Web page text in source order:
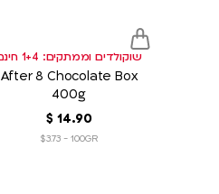
שוקולדים וממתקים: 1+4 חינם
After 8 Chocolate Box
400g
14.90
$
$3.73 - 100GR